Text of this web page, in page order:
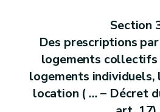
Section
Des prescriptions
logements
logements individuels,
location (...– Décret